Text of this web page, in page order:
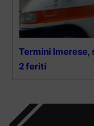
Termini
2 feriti